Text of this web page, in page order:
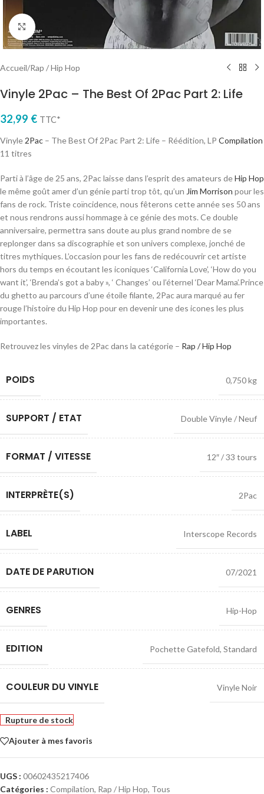
Cliquez pour agrandir
Accueil/Rap / Hip Hop
Vinyle 2Pac – The Best Of 2Pac Part 2: Life
32,99 € TTC*
Vinyle 2Pac – The Best Of 2Pac Part 2: Life – Réédition, LP Compilation
11 titres
Parti à l’âge de 25 ans, 2Pac laisse dans l’esprit des amateurs deHip Hop
le même goût amer d’un génie parti trop tôt, qu’un Jim Morrison pour les
fans de rock. Triste coïncidence, nous fêterons cette année ses 50 ans
et nous rendrons aussi hommage à ce génie des mots. Ce double
anniversaire, permettra sans doute au plus grand nombre de se
replonger dans sa discographie et son univers complexe, jonché de
titres mythiques. L’occasion pour les fans de redécouvrir cet artiste
hors du temps en écoutant les iconiques ‘California Love’, ‘How do you
want it’, ‘Brenda’s got a baby », ‘ Changes’ ou l’éternel ‘Dear Mama’.Prince
du ghetto au parcours d’une étoile filante, 2Pac aura marqué au fer
rouge l’histoire du Hip Hop pour en devenir une des icones les plus
importantes.
Retrouvez les vinyles de 2Pac dans la catégorie – Rap / Hip Hop
POIDS 0,750 kg
SUPPORT / ETAT Double Vinyle / Neuf
FORMAT / VITESSE 12″ / 33 tours
INTERPRÈTE(S) 2Pac
LABEL Interscope Records
DATE DE PARUTION 07/2021
GENRES Hip-Hop
EDITION Pochette Gatefold, Standard
COULEUR DU VINYLE Vinyle Noir
Rupture de stock
Ajouter à mes favoris
UGS : 00602435217406
Catégories : Compilation, Rap / Hip Hop, Tous